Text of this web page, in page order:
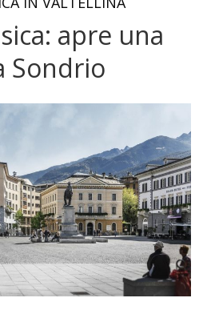
apre una
Sondrio